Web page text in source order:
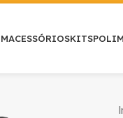
ACESSÓRIOSKITS